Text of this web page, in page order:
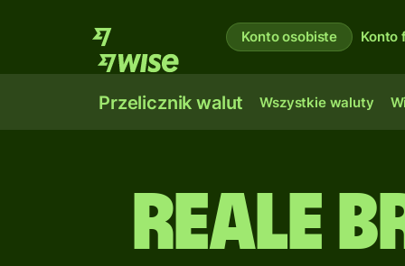
Konto osobiste Konto
Przelicznik walut Wszystkie waluty
Reale